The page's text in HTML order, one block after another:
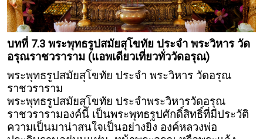
บทที่ 7.3 พระพุทธรูปสมัยสุโขทัย ประจำ พระวิหาร วัด
อรุณราชวราราม (แอพเดียวเที่ยวทั่ววัดอรุณ)
พระพุทธรูปสมัยสุโขทัย ประจำ พระวิหาร วัดอรุณ
ราชวราราม
พระพุทธรูปสมัยสุโขทัย ประจำพระวิหารวัดอรุณ
ราชวรารามองค์นี้ เป็นพระพุทธรูปศักดิ์สิทธิ์ที่มีประวัติ
ความเป็นมาน่าสนใจเป็นอย่างยิ่ง องค์หลวงพ่อ